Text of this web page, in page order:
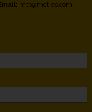
mct@mct-es.com